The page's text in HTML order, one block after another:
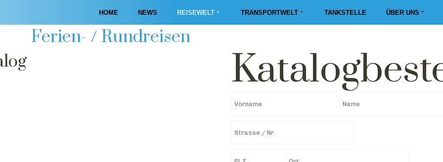
HOME NEWS REISEWELT TRANSPORTWELT TANKSTELLE ÜBER UNS
Katalog
Ferien- / Rundreisen